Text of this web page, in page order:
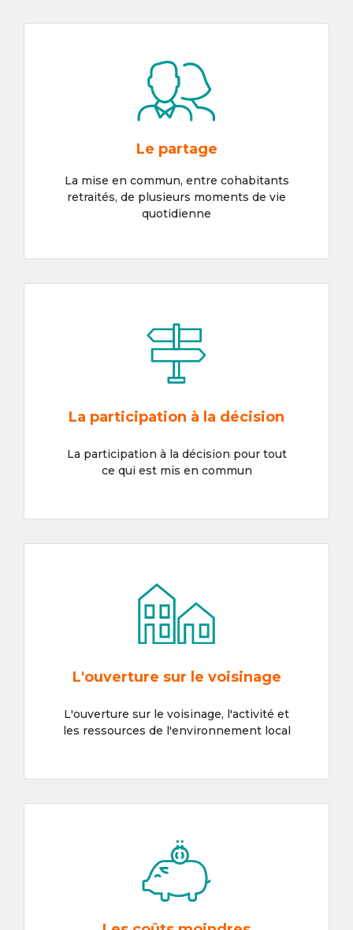
Le partage
La mise en commun, entre cohabitants
retraités, de plusieurs moments de vie
quotidienne
La participation à la décision
La participation à la décision pour tout
ce qui est mis en commun
L'ouverture sur le voisinage
L'ouverture sur le voisinage, l'activité et
les ressources de l'environnement local